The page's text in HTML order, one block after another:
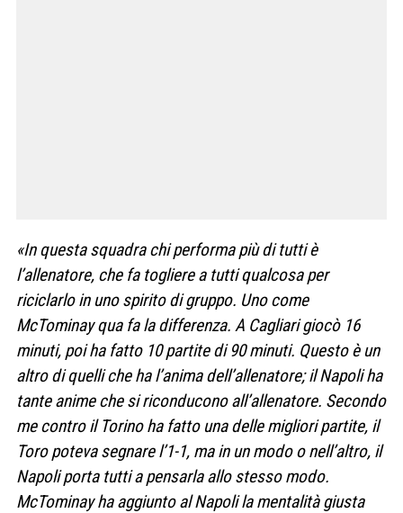
«In questa squadra chi performa più di tutti è
l’allenatore, che fa togliere a tutti qualcosa per
riciclarlo in uno spirito di gruppo. Uno come
McTominay qua fa la differenza. A Cagliari giocò 16
minuti, poi ha fatto 10 partite di 90 minuti. Questo è un
altro di quelli che ha l’anima dell’allenatore; il Napoli ha
tante anime che si riconducono all’allenatore. Secondo
me contro il Torino ha fatto una delle migliori partite, il
Toro poteva segnare l’1-1, ma in un modo o nell’altro, il
Napoli porta tutti a pensarla allo stesso modo.
McTominay ha aggiunto al Napoli la mentalità giusta